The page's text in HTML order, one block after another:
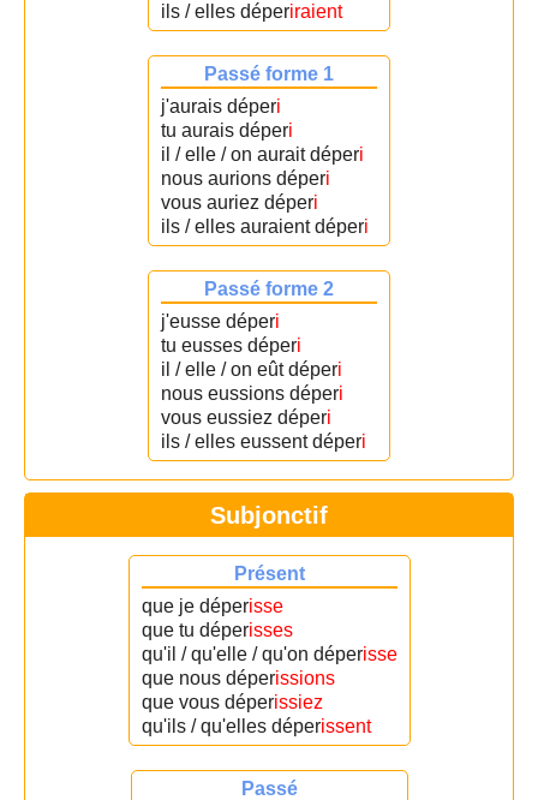
ils / elles déperiraient
Passé forme 1
j'aurais déperi
tu aurais déperi
il / elle / on aurait déperi
nous aurions déperi
vous auriez déperi
ils / elles auraient déperi
Passé forme 2
j'eusse déperi
tu eusses déperi
il / elle / on eût déperi
nous eussions déperi
vous eussiez déperi
ils / elles eussent déperi
Subjonctif
Présent
que je déperisse
que tu déperisses
qu'il / qu'elle / qu'on déperisse
que nous déperissions
que vous déperissiez
qu'ils / qu'elles déperissent
Passé